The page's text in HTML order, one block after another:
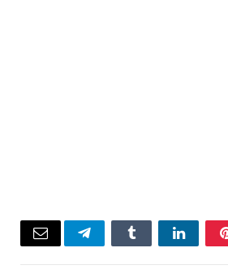
Pinterest
LinkedIn
Tumblr
Telegram
Email